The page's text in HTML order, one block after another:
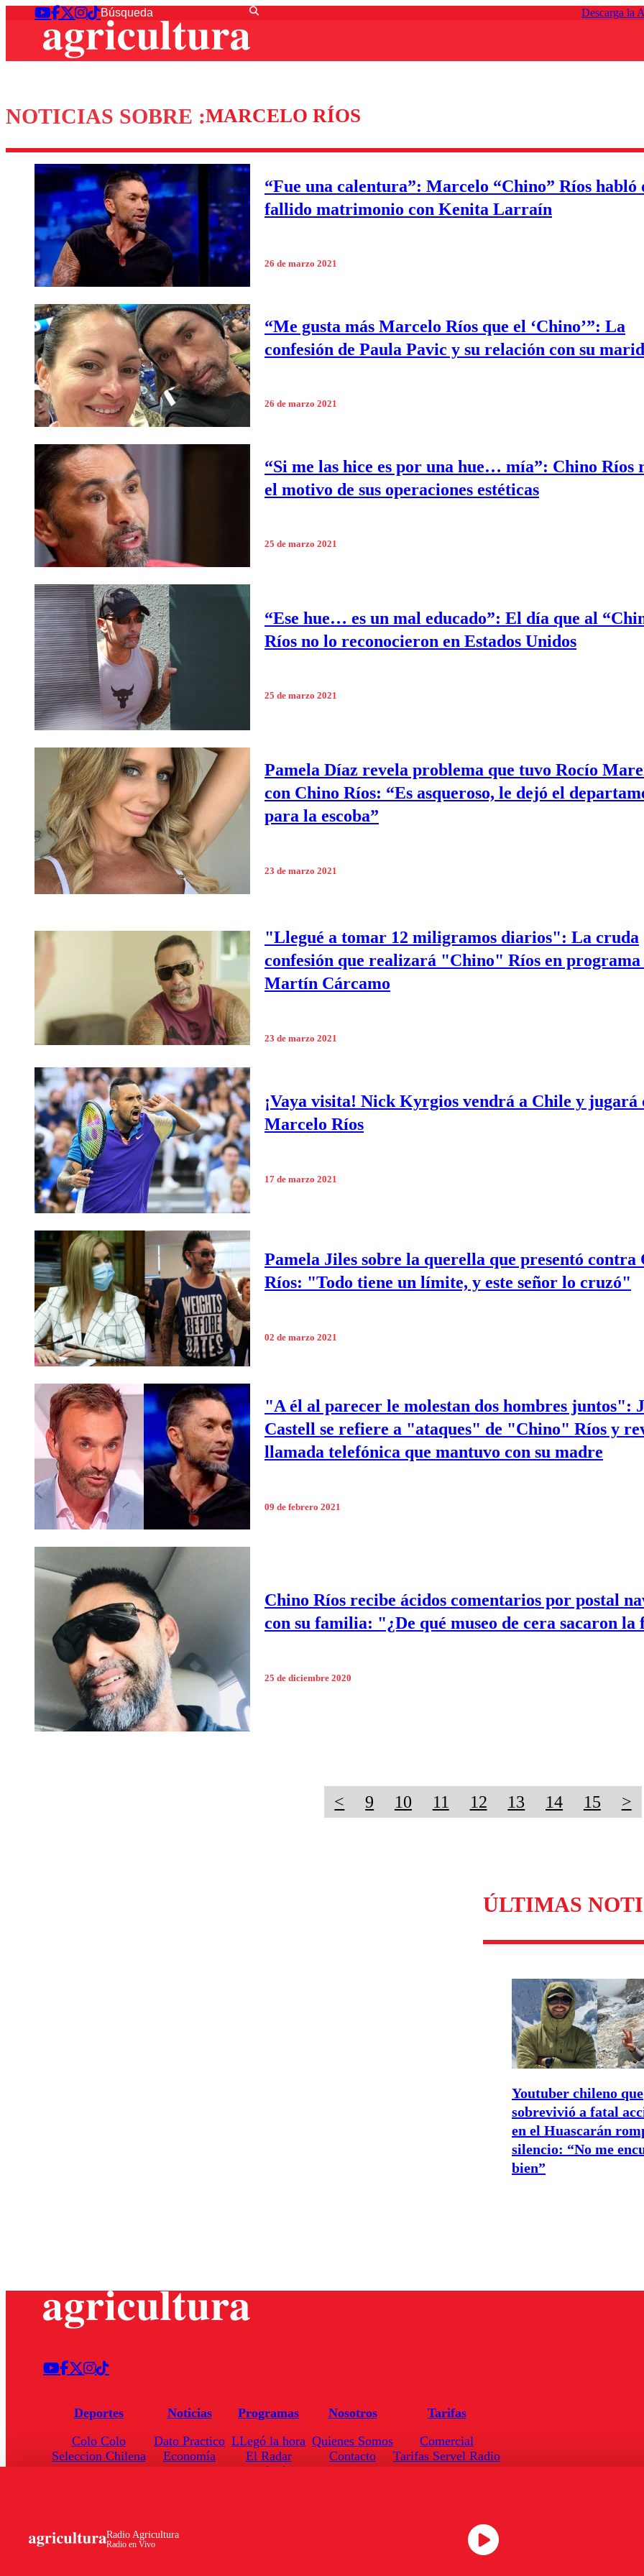
Descarga la
NOTICIAS SOBRE :MARCELO RÍOS
“Fue una calentura”: Marcelo “Chino” Ríos habló
fallido matrimonio con Kenita Larraín
26 de marzo 2021
“Me gusta más Marcelo Ríos que el ‘Chino’”: La
confesión de Paula Pavic y su relación con su
26 de marzo 2021
“Si me las hice es por una hue… mía”: Chino Ríos
el motivo de sus operaciones estéticas
25 de marzo 2021
“Ese hue… es un mal educado”: El día que al
Ríos no lo reconocieron en Estados Unidos
25 de marzo 2021
Pamela Díaz revela problema que tuvo Rocío
con Chino Ríos: “Es asqueroso, le dejó el
para la escoba”
23 de marzo 2021
"Llegué a tomar 12 miligramos diarios": La cruda
confesión que realizará "Chino" Ríos en programa
Martín Cárcamo
23 de marzo 2021
¡Vaya visita! Nick Kyrgios vendrá a Chile y jugará
Marcelo Ríos
17 de marzo 2021
Pamela Jiles sobre la querella que presentó contra
Ríos: "Todo tiene un límite, y este señor lo cruzó"
02 de marzo 2021
"A él al parecer le molestan dos hombres juntos":
Castell se refiere a "ataques" de "Chino" Ríos y
llamada telefónica que mantuvo con su madre
09 de febrero 2021
Chino Ríos recibe ácidos comentarios por postal
con su familia: "¿De qué museo de cera sacaron la
25 de diciembre 2020
< 9 10 11 12 13 14 15 >
ÚLTIMAS
Youtuber chileno que
sobrevivió a fatal
en el Huascarán
silencio: “No me
bien”
Radio Agricultura
Radio en Vivo
Deportes
Colo Colo
Seleccion Chilena
Noticias
Dato Practico
Economía
Programas
LLegó la hora
El Radar
Enfoqué Público
Nosotros
Quienes Somos
Contacto
Tarifas
Comercial
Tarifas Servel Radio